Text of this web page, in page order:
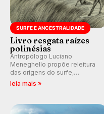
SURFE E ANCESTRALIDADE
Livro resgata raízes
polinésias
Antropólogo Luciano
Meneghello propõe releitura
das origens do surfe,
resgatando a cultura polinésia
prática em esporte e indústria.
leia mais »